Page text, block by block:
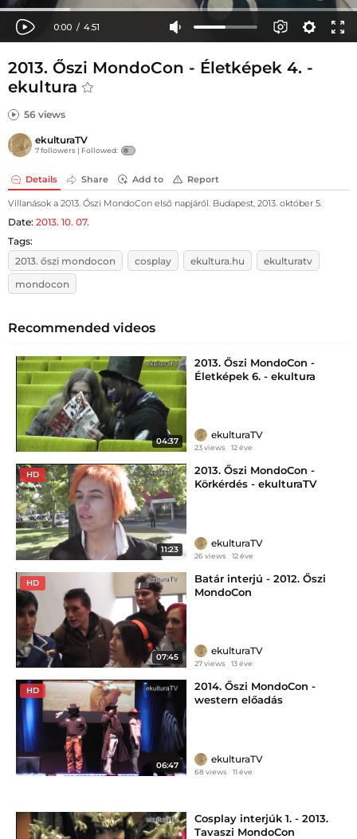
2013. Őszi MondoCon - Életképek 4. -
ekultura
56 views
ekulturaTV
7 followers | Followed:
Details Share Add to Report
Villanások a 2013. Őszi MondoCon első napjáról. Budapest, 2013. október 5.
Date: 2013. 10. 07.
Tags:
2013. őszi mondocon
cosplay ekultura.hu
ekulturatv
mondocon
Recommended videos
04:37
2013. Őszi MondoCon -
Életképek 6. - ekultura
ekulturaTV
23 views 12 éve
HD
11:23
2013. Őszi MondoCon -
Körkérdés - ekulturaTV
ekulturaTV
26 views 12 éve
HD
07:45
Batár interjú - 2012. Őszi
MondoCon
ekulturaTV
27 views 13 éve
HD
06:47
2014. Őszi MondoCon -
western előadás
ekulturaTV
68 views 11 éve
Cosplay interjúk 1. - 2013.
Tavaszi MondoCon